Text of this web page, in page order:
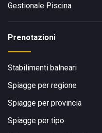
Gestionale Piscina
Prenotazioni
Stabilimenti balneari
Spiagge per regione
Spiagge per provincia
Spiagge per tipo